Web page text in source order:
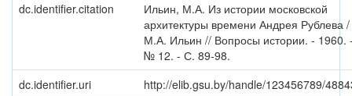
dc.identifier.citation
Ильин, М.А. Из истории московской
архитектуры времени Андрея Рублева /
М.А. Ильин // Вопросы истории. - 1960.
№ 12. - С. 89-98.
dc.identifier.uri
http://elib.gsu.by/handle/123456789/